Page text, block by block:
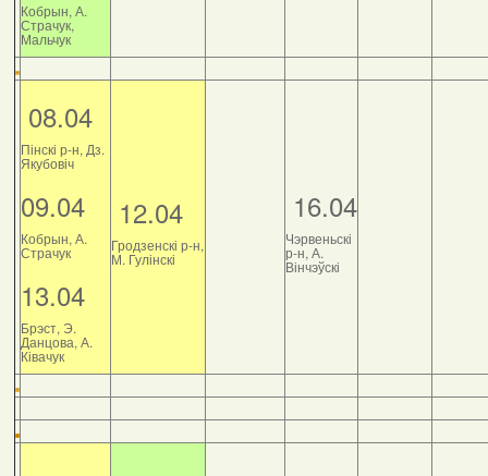
Кобрын, А.
Страчук,
Мальчук
08.04
Пінскі р-н, Дз.
Якубовіч
09.04
Кобрын, А.
Страчук
13.04
Брэст, Э.
Данцова, А.
Ківачук
12.04
Гродзенскі р-н,
М. Гулінскі
16.04
Чэрвеньскі
р-н, А.
Вінчэўскі